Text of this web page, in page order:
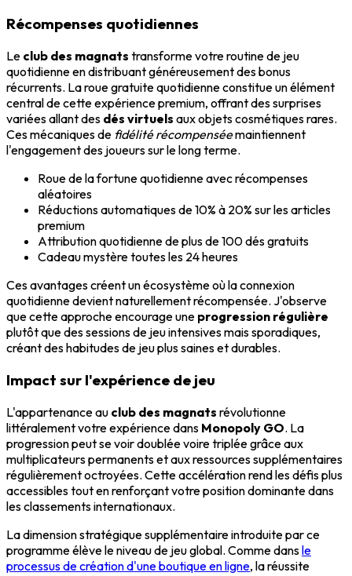
Récompenses quotidiennes
Le club des magnats transforme votre routine de jeu
quotidienne en distribuant généreusement des bonus
récurrents. La roue gratuite quotidienne constitue un élément
central de cette expérience premium, offrant des surprises
variées allant des dés virtuels aux objets cosmétiques rares.
Ces mécaniques de fidélité récompenséemaintiennent
l'engagement des joueurs sur le long terme.
Roue de la fortune quotidienne avec récompenses
aléatoires
Réductions automatiques de 10% à 20% sur les articles
premium
Attribution quotidienne de plus de 100 dés gratuits
Cadeau mystère toutes les 24 heures
Ces avantages créent un écosystème où la connexion
quotidienne devient naturellement récompensée. J'observe
que cette approche encourage une progression régulière
plutôt que des sessions de jeu intensives mais sporadiques,
créant des habitudes de jeu plus saines et durables.
Impact sur l'expérience de jeu
L'appartenance au club des magnats révolutionne
littéralement votre expérience dans Monopoly GO. La
progression peut se voir doublée voire triplée grâce aux
multiplicateurs permanents et aux ressources supplémentaires
régulièrement octroyées. Cette accélération rend les défis plus
accessibles tout en renforçant votre position dominante dans
les classements internationaux.
La dimension stratégique supplémentaire introduite par ce
programme élève le niveau de jeu global. Comme dansle
processus de création d'une boutique en ligne, la réussite